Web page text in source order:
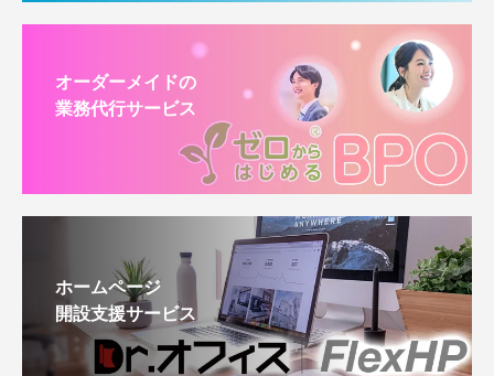
オーダーメイドの
業務代行サービス
ホームページ
開設支援サービス